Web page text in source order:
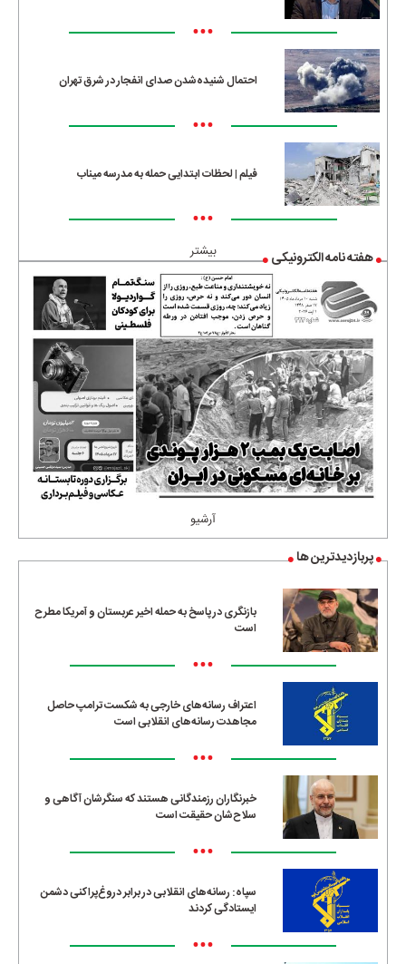
•••
احتمال شنیده‌شدن صدای انفجار در شرق تهران
•••
فیلم | لحظات ابتدایی حمله به مدرسه میناب
•••
بیشتر هفته نامه الکترونیکی
آرشیو
پربازدیدترین ها
بازنگری در پاسخ به حمله اخیر عربستان و آمریکا مطرح
است
•••
اعتراف رسانه‌های خارجی به شکست ترامپ حاصل
مجاهدت رسانه‌های انقلابی است
•••
خبرنگاران رزمندگانی هستند که سنگرشان آگاهی و
سلاح‌شان حقیقت است
•••
سپاه: رسانه‌های انقلابی در برابر دروغ‌پراکنی دشمن
ایستادگی کردند
•••